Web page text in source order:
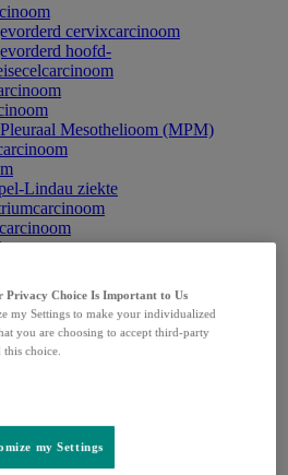
cervixcarcinoom
hoofd-
Mesothelioom (MPM)
Lindau ziekte
hoest
hypertensie
papillomavirus
Privacy Choice Is Important to Us
my Settings to make your individualized
you are choosing to accept third-party
choice.
my Settings